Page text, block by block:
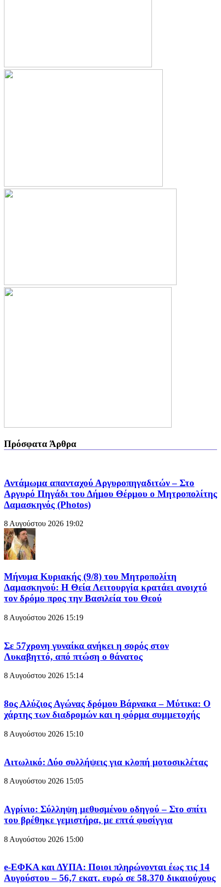
Πρόσφατα Άρθρα
Αντάμωμα απανταχού Αργυροπηγαδιτών – Στο
Αργυρό Πηγάδι του Δήμου Θέρμου ο Μητροπολίτης
Δαμασκηνός (Photos)
8 Αυγούστου 2026 19:02
Μήνυμα Κυριακής (9/8) του Μητροπολίτη
Δαμασκηνού: Η Θεία Λειτουργία κρατάει ανοιχτό
τον δρόμο προς την Βασιλεία του Θεού
8 Αυγούστου 2026 15:19
Σε 57χρονη γυναίκα ανήκει η σορός στον
Λυκαβηττό, από πτώση ο θάνατος
8 Αυγούστου 2026 15:14
8ος Αλύζιος Αγώνας δρόμου Βάρνακα – Μύτικα: Ο
χάρτης των διαδρομών και η φόρμα συμμετοχής
8 Αυγούστου 2026 15:10
Aιτωλικό: Δύο συλλήψεις για κλοπή μοτοσικλέτας
8 Αυγούστου 2026 15:05
Aγρίνιο: Σύλληψη μεθυσμένου οδηγού – Στο σπίτι
του βρέθηκε γεμιστήρα, με επτά φυσίγγια
8 Αυγούστου 2026 15:00
e-ΕΦΚΑ και ΔΥΠΑ: Ποιοι πληρώνονται έως τις 14
Αυγούστου – 56,7 εκατ. ευρώ σε 58.370 δικαιούχους